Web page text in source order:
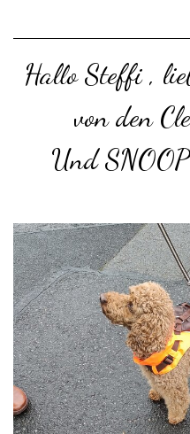
Hallo Steffi ,
von den
Und